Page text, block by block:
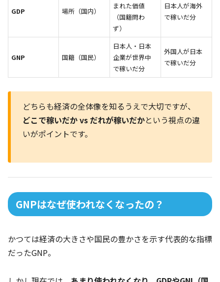
GDP 場所（国内）
まれた価値
（国籍問わ
ず）
日本人が海外
で稼いだ分
GNP 国籍（国民）
日本人・日本
企業が世界中
で稼いだ分
外国人が日本
で稼いだ分
どちらも経済の全体像を知るうえで大切ですが、
どこで稼いだか vs だれが稼いだかという視点の違
いがポイントです。
GNPはなぜ使われなくなったの？
かつては経済の大きさや国民の豊かさを示す代表的な指標
だったGNP。